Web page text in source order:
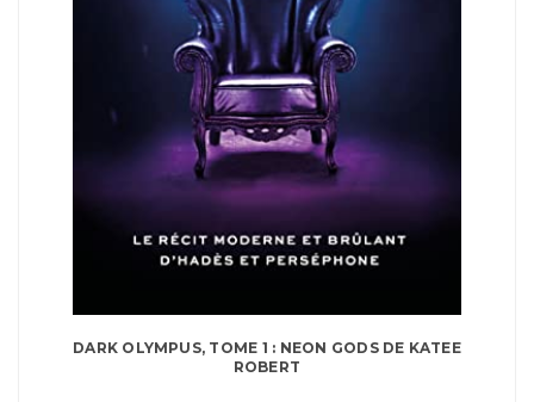
DARK OLYMPUS, TOME 1 : NEON GODS DE KATEE
ROBERT